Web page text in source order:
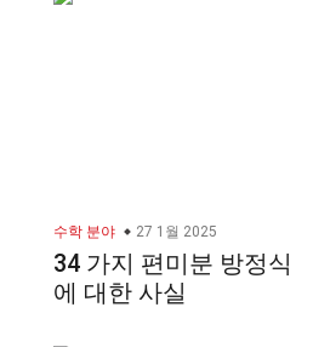
수학 분야 27 1월 2025
34 가지 편미분 방정식
에 대한 사실